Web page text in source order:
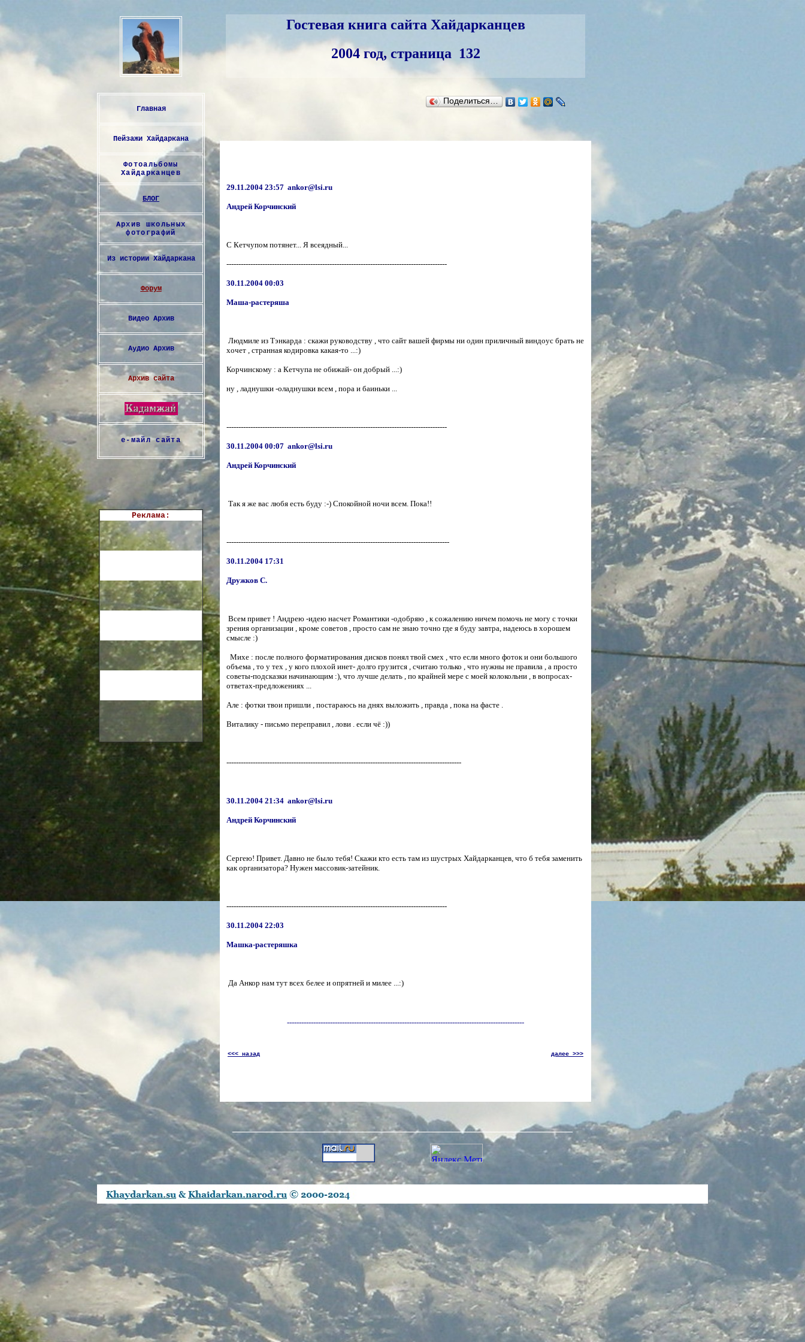
Гостевая книга сайта Хайдарканцев
2004 год, страница 132
Главная
Пейзажи Хайдаркана
Фотоальбомы
Хайдарканцев
БЛОГ
Архив
школьных
фотографий
Из истории Хайдаркана
Форум
Видео Aрхив
Аудио Архив
Архив сайта
е-майл сайта
Реклама:
Поделиться…
29.11.2004 23:57 ankor@lsi.ru
Андрей Корчинский
С Кетчупом потянет... Я всеядный...
--------------------------------------------------------------------------------------------
30.11.2004 00:03
Маша-растеряша
Людмиле из Тэнкарда : скажи руководству , что сайт вашей фирмы ни один приличный виндоус брать не
хочет , странная кодировка какая-то ...:)
Корчинскому : а Кетчупа не обижай- он добрый ...:)
ну , ладнушки -оладнушки всем , пора и баиньки ...
--------------------------------------------------------------------------------------------
30.11.2004 00:07 ankor@lsi.ru
Андрей Корчинский
Так я же вас любя есть буду :-) Спокойной ночи всем. Пока!!
---------------------------------------------------------------------------------------------
30.11.2004 17:31
Дружков С.
Всем привет ! Андрею -идею насчет Романтики -одобряю , к сожалению ничем помочь не могу с точки
зрения организации , кроме советов , просто сам не знаю точно где я буду завтра, надеюсь в хорошем
смысле :)
Михе : после полного форматирования дисков понял твой смех , что если много фоток и они большого
объема , то у тех , у кого плохой инет- долго грузится , считаю только , что нужны не правила , а просто
советы-подсказки начинающим :), что лучше делать , по крайней мере с моей колокольни , в вопросах-
ответах-предложениях ...
Але : фотки твои пришли , постараюсь на днях выложить , правда , пока на фасте .
Виталику - письмо переправил , лови . если чё :))
--------------------------------------------------------------------------------------------------
30.11.2004 21:34 ankor@lsi.ru
Андрей Корчинский
Сергею! Привет. Давно не было тебя! Скажи кто есть там из шустрых Хайдарканцев, что б тебя заменить
как организатора? Нужен массовик-затейник.
--------------------------------------------------------------------------------------------
30.11.2004 22:03
Машка-растеряшка
Да Анкор нам тут всех белее и опрятней и милее ...:)
---------------------------------------------------------------------------------------------------
<<< назад далее >>>
_______________________________________________________________________